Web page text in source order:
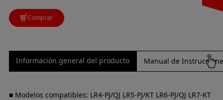
Comprar
Información general del producto Manual de
■ Modelos compatibles: LR4-PJ/QJ LR5-PJ/KT LR6-PJ/QJ LR7-KT